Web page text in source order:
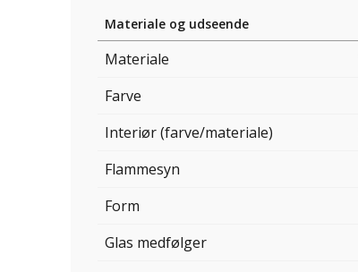
Materiale og udseende
Materiale
Farve
Interiør (farve/materiale)
Flammesyn
Form
Glas medfølger